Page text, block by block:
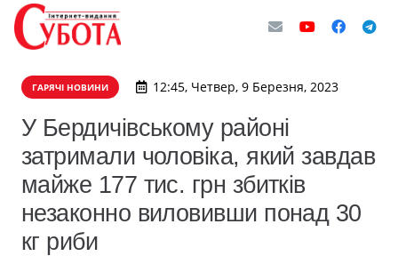
ГАРЯЧІ НОВИНИ 12:45, Четвер, 9 Березня, 2023
У Бердичівському районі
затримали чоловіка, який завдав
майже 177 тис. грн збитків
незаконно виловивши понад 30
кг риби